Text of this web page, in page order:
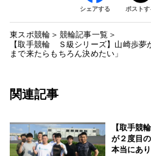
シェアする ポストす
東スポ競輪
競輪記事一覧
【取手競輪 Ｓ級シリーズ】山崎歩夢
まで来たらもちろん決めたい」
関連記事
【取手競
が２度目
本当にあり